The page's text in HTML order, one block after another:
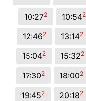
10:272 10:542
12:462 13:142
15:042 15:322
17:302 18:002
19:452 20:182